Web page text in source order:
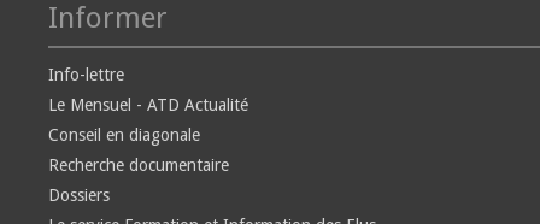
Informer
Info-lettre
Le Mensuel - ATD Actualité
Conseil en diagonale
Recherche documentaire
Dossiers